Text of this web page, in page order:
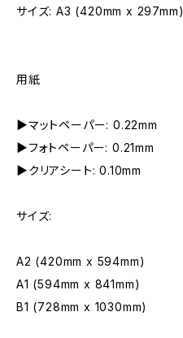
サイズ: A3 (420mm x 297mm)
用紙
▶︎マットペーパー: 0.22mm
▶︎フォトペーパー: 0.21mm
▶︎クリアシート: 0.10mm
サイズ:
A2 (420mm x 594mm)
A1 (594mm x 841mm)
B1 (728mm x 1030mm)